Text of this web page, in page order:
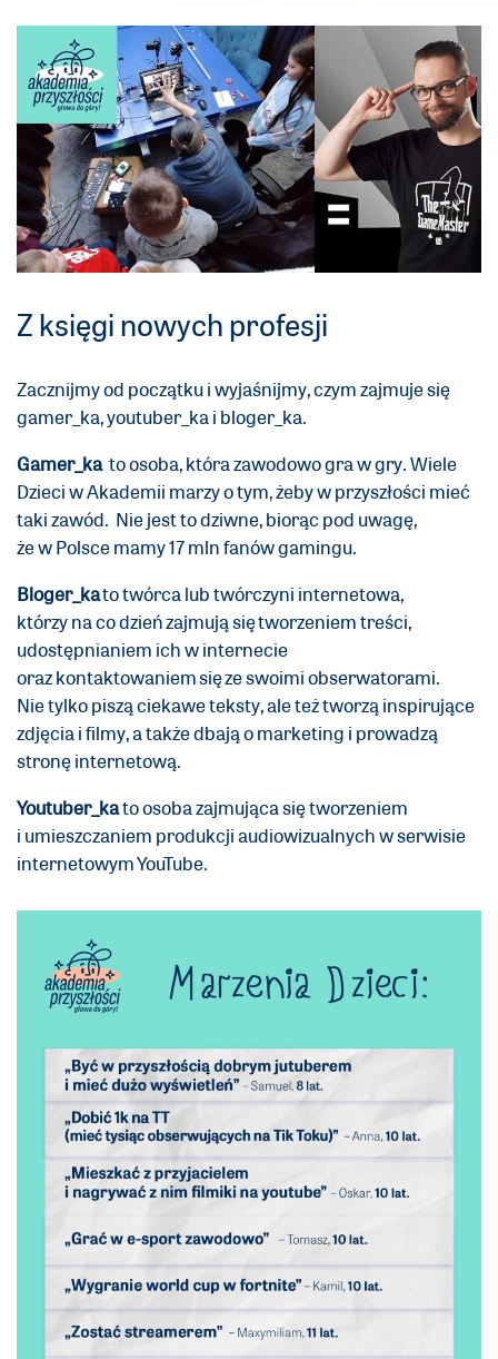
Z księgi nowych profesji
Zacznijmy od początku i wyjaśnijmy, czym zajmuje się
gamer_ka, youtuber_ka i bloger_ka.
Gamer_ka to osoba, która zawodowo gra w gry. Wiele
Dzieci w Akademii marzy o tym, żeby w przyszłości mieć
taki zawód. Nie jest to dziwne, biorąc pod uwagę,
że w Polsce mamy 17 mln fanów gamingu.
Bloger_kato twórca lub twórczyni internetowa,
którzy na co dzień zajmują się tworzeniem treści,
udostępnianiem ich w internecie
oraz kontaktowaniem się ze swoimi obserwatorami.
Nie tylko piszą ciekawe teksty, ale też tworzą inspirujące
zdjęcia i filmy, a także dbają o marketing i prowadzą
stronę internetową.
Youtuber_kato osoba zajmująca się tworzeniem
i umieszczaniem produkcji audiowizualnych w serwisie
internetowym YouTube.